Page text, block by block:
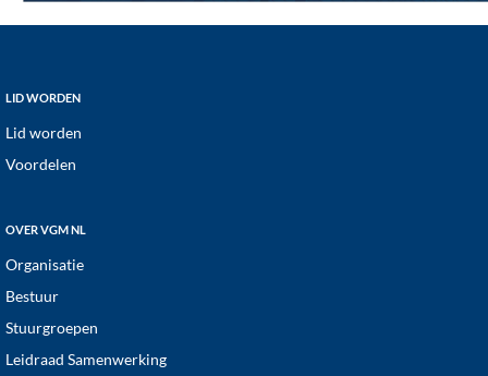
Footer
LID WORDEN
Lid worden
Voordelen
OVER VGM NL
Organisatie
Bestuur
Stuurgroepen
Leidraad Samenwerking